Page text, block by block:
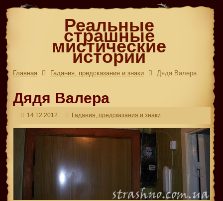
Реальные
страшные
мистические
истории
Главная Гадания, предсказания и знаки Дядя Валера
Дядя Валера
14.12.2012 Гадания, предсказания и знаки